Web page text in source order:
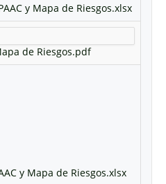
y Mapa de Riesgos.xlsx
de Riesgos.pdf
y Mapa de Riesgos.xlsx